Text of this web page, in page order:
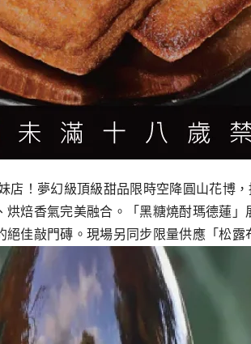
店！夢幻級頂級甜品限時空降圓⼭花博
焙香氣完美融合。「⿊糖燒酎瑪德蓮
佳敲⾨磚。現場另同步限量供應「松